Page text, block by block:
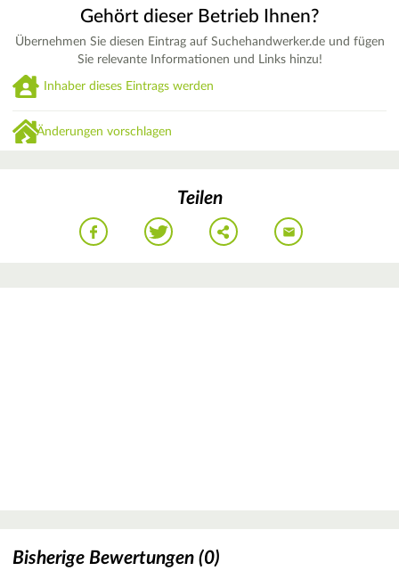
Gehört dieser Betrieb Ihnen?
Übernehmen Sie diesen Eintrag auf Suchehandwerker.de und fügen
Sie relevante Informationen und Links hinzu!
Inhaber dieses Eintrags werden
Änderungen vorschlagen
Teilen
Bisherige Bewertungen (0)